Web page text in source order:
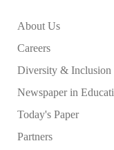
About Us
Careers
Diversity & Inclusion
Newspaper in
Today's Paper
Partners